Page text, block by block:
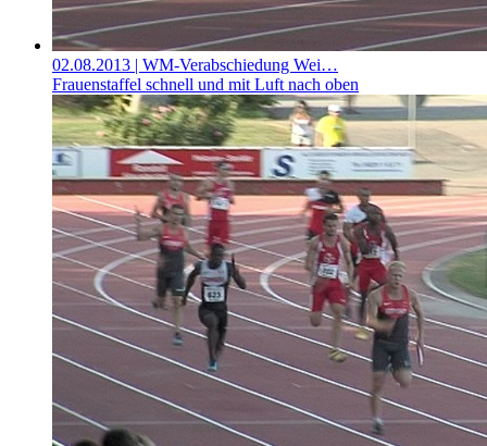
02.08.2013 | WM-Verabschiedung Wei…
Frauenstaffel schnell und mit Luft nach oben